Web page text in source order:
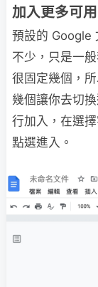
加入更多可
預設的 Google
不少，只是一
很固定幾個，
幾個讓你去切
行加入，在選
點選進入。